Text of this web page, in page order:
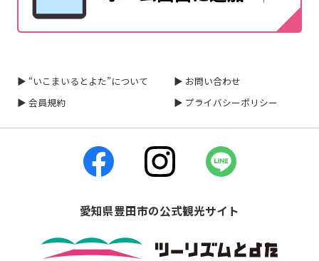
▶ “いこまいるとよた”について
▶ お問い合わせ
▶ 会員規約
▶ プライバシーポリシー
愛知県豊田市の公式観光サイト